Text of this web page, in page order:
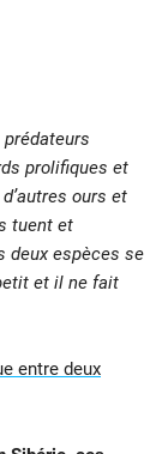
prolifiques et
ours et
tuent et
deux espèces se
et il ne fait
entre deux